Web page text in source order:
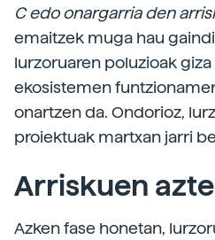
C edo onargarria den
emaitzek muga hau
lurzoruaren poluzioak giza
ekosistemen
onartzen da. Ondorioz,
proiektuak martxan jarri
Arriskuen
Azken fase honetan,